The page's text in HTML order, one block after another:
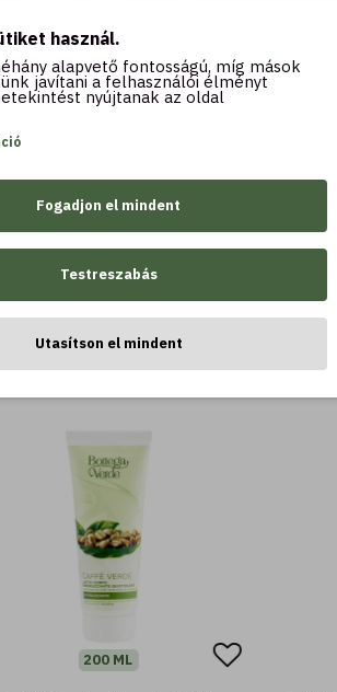
VÁSÁROLT
200 ML
használ.
alapvető fontosságú, míg mások
javítani a felhasználói élményt
nyújtanak az oldal
Fogadjon el mindent
Testreszabás
Utasítson el mindent